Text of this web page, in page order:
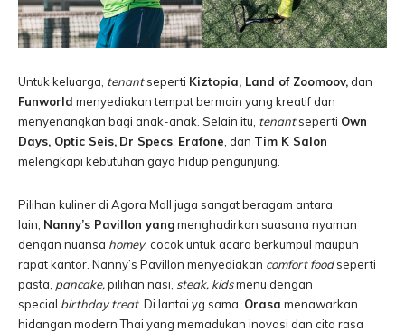
Untuk keluarga, tenantseperti Kiztopia, Land of Zoomoov, dan
Funworld menyediakan tempat bermain yang kreatif dan
menyenangkan bagi anak-anak. Selain itu, tenantseperti Own
Days, Optic Seis, Dr Specs Erafone , dan Tim K Salon
melengkapi kebutuhan gaya hidup pengunjung.
Pilihan kuliner di Agora Mall juga sangat beragam antara
lain, Nanny’s Pavillon yangmenghadirkan suasana nyaman
dengan nuansa homey, cocok untuk acara berkumpul maupun
rapat kantor. Nanny’s Pavillon menyediakan comfort foodseperti
pasta, pancake,pilihan nasi, steak, kidsmenu dengan
special birthday treat. Di lantai yg sama, Orasa menawarkan
hidangan modern Thai yang memadukan inovasi dan cita rasa